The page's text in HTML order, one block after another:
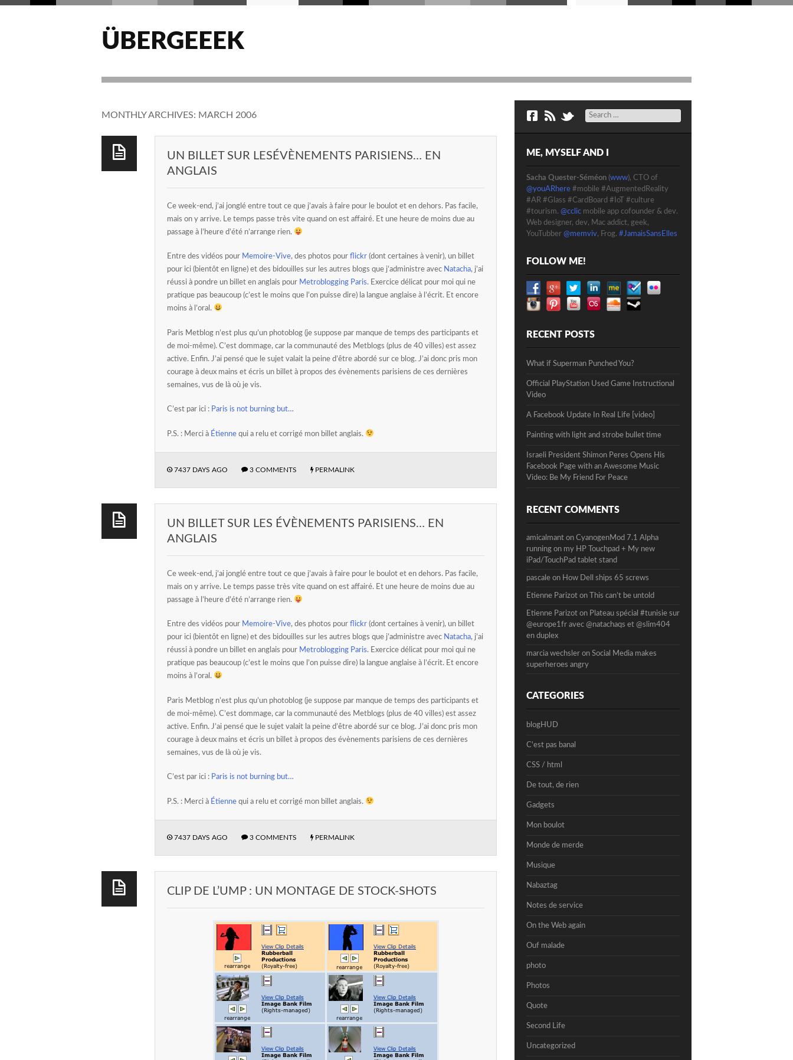
ÜBERGEEEK
MONTHLY ARCHIVES: MARCH 2006
UN BILLET SUR LESÉVÈNEMENTS PARISIENS… EN
ANGLAIS
Ce week-end, j’ai jonglé entre tout ce que j’avais à faire pour le boulot et en dehors. Pas facile,
mais on y arrive. Le temps passe très vite quand on est affairé. Et une heure de moins due au
passage à l’heure d’été n’arrange rien.
Entre des vidéos pour Memoire-Vive, des photos pour flickr (dont certaines à venir), un billet
pour ici (bientôt en ligne) et des bidouilles sur les autres blogs que j’administre avec Natacha, j’ai
réussi à pondre un billet en anglais pour Metroblogging Paris. Exercice délicat pour moi qui ne
pratique pas beaucoup (c’est le moins que l’on puisse dire) la langue anglaise à l’écrit. Et encore
moins à l’oral.
Paris Metblog n’est plus qu’un photoblog (je suppose par manque de temps des participants et
de moi-même). C’est dommage, car la communauté des Metblogs (plus de 40 villes) est assez
active. Enfin. J’ai pensé que le sujet valait la peine d’être abordé sur ce blog. J’ai donc pris mon
courage à deux mains et écris un billet à propos des évènements parisiens de ces dernières
semaines, vus de là où je vis.
C’est par ici : Paris is not burning but…
P.S. : Merci à Étienne qui a relu et corrigé mon billet anglais.
7437 DAYS AGO 3 COMMENTS PERMALINK
UN BILLET SUR LES ÉVÈNEMENTS PARISIENS… EN
ANGLAIS
Ce week-end, j’ai jonglé entre tout ce que j’avais à faire pour le boulot et en dehors. Pas facile,
mais on y arrive. Le temps passe très vite quand on est affairé. Et une heure de moins due au
passage à l’heure d’été n’arrange rien.
Entre des vidéos pour Memoire-Vive, des photos pour flickr (dont certaines à venir), un billet
pour ici (bientôt en ligne) et des bidouilles sur les autres blogs que j’administre avec Natacha, j’ai
réussi à pondre un billet en anglais pour Metroblogging Paris. Exercice délicat pour moi qui ne
pratique pas beaucoup (c’est le moins que l’on puisse dire) la langue anglaise à l’écrit. Et encore
moins à l’oral.
Paris Metblog n’est plus qu’un photoblog (je suppose par manque de temps des participants et
de moi-même). C’est dommage, car la communauté des Metblogs (plus de 40 villes) est assez
active. Enfin. J’ai pensé que le sujet valait la peine d’être abordé sur ce blog. J’ai donc pris mon
courage à deux mains et écris un billet à propos des évènements parisiens de ces dernières
semaines, vus de là où je vis.
C’est par ici : Paris is not burning but…
P.S. : Merci à Étienne qui a relu et corrigé mon billet anglais.
7437 DAYS AGO 3 COMMENTS PERMALINK
CLIP DE L’UMP : UN MONTAGE DE STOCK-SHOTS
Search
ME, MYSELF AND I
Sacha Quester-Séméon (www), CTO of
@youARhere #mobile #AugmentedReality
#AR #Glass #CardBoard #IoT #culture
#tourism. @cclic mobile app cofounder & dev.
Web designer, dev, Mac addict, geek,
YouTubber @memviv, Frog. #JamaisSansElles
FOLLOW ME!
RECENT POSTS
What if Superman Punched You?
Official PlayStation Used Game Instructional
Video
A Facebook Update In Real Life [video]
Painting with light and strobe bullet time
Israeli President Shimon Peres Opens His
Facebook Page with an Awesome Music
Video: Be My Friend For Peace
RECENT COMMENTS
amicalmant on CyanogenMod 7.1 Alpha
running on my HP Touchpad + My new
iPad/TouchPad tablet stand
pascale on How Dell ships 65 screws
Etienne Parizot on This can’t be untold
Etienne Parizot on Plateau spécial #tunisie sur
@europe1fr avec @natachaqs et @slim404
en duplex
marcia wechsler on Social Media makes
superheroes angry
CATEGORIES
blogHUD
C'est pas banal
CSS / html
De tout, de rien
Gadgets
Mon boulot
Monde de merde
Musique
Nabaztag
Notes de service
On the Web again
Ouf malade
photo
Photos
Quote
Second Life
Uncategorized